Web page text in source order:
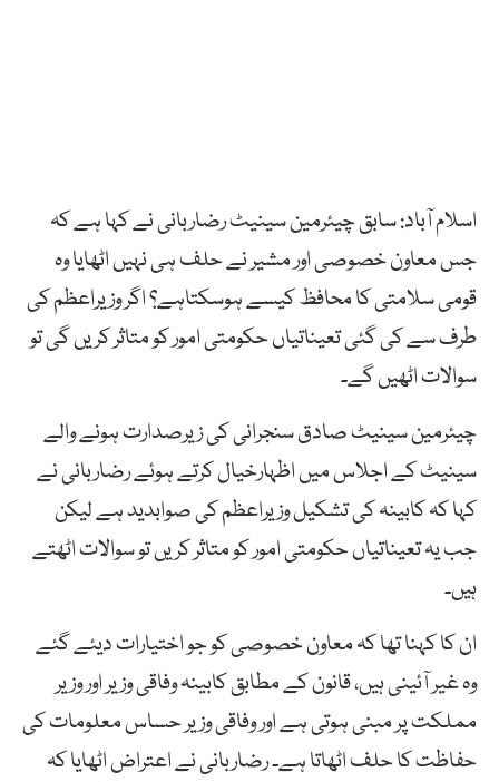
اسلام آباد: سابق چیئرمین سینیٹ رضاربانی نے کہا ہے کہ
جس معاون خصوصی اور مشیر نے حلف ہی نہیں اٹھایا وہ
قومی سلامتی کا محافظ کیسے ہوسکتاہے؟ اگر وزیراعظم کی
طرف سے کی گئی تعیناتیاں حکومتی امور کو متاثر کریں گی تو
سوالات اٹھیں گے۔
چیئرمین سینیٹ صادق سنجرانی کی زیرصدارت ہونے والے
سینیٹ کے اجلاس میں اظہارخیال کرتے ہوئے رضاربانی نے
کہا کہ کابینہ کی تشکیل وزیراعظم کی صوابدید ہے لیکن
جب یہ تعیناتیاں حکومتی امور کو متاثر کریں تو سوالات اٹھتے
ہیں۔
ان کا کہنا تھا کہ معاون خصوصی کو جو اختیارات دیئے گئے
وہ غیر آئینی ہیں، قانون کے مطابق کابینہ وفاقی وزیر اور وزیر
مملکت پر مبنی ہوتی ہے اور وفاقی وزیر حساس معلومات کی
حفاظت کا حلف اٹھاتا ہے۔ رضاربانی نے اعتراض اٹھایا کہ